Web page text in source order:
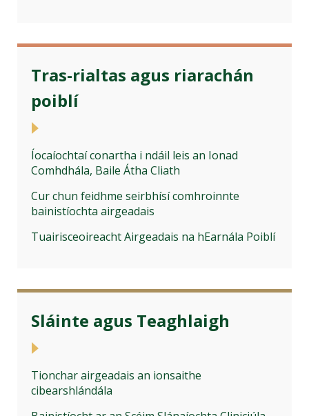
Tras-rialtas agus riarachán
poiblí
Íocaíochtaí conartha i ndáil leis an Ionad
Comhdhála, Baile Átha Cliath
Cur chun feidhme seirbhísí comhroinnte
bainistíochta airgeadais
Tuairisceoireacht Airgeadais na hEarnála Poiblí
Sláinte agus Teaghlaigh
Tionchar airgeadais an ionsaithe
cibearshlándála